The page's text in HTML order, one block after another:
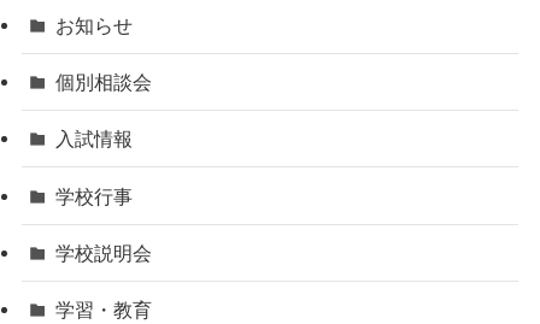
お知らせ
個別相談会
入試情報
学校行事
学校説明会
学習・教育